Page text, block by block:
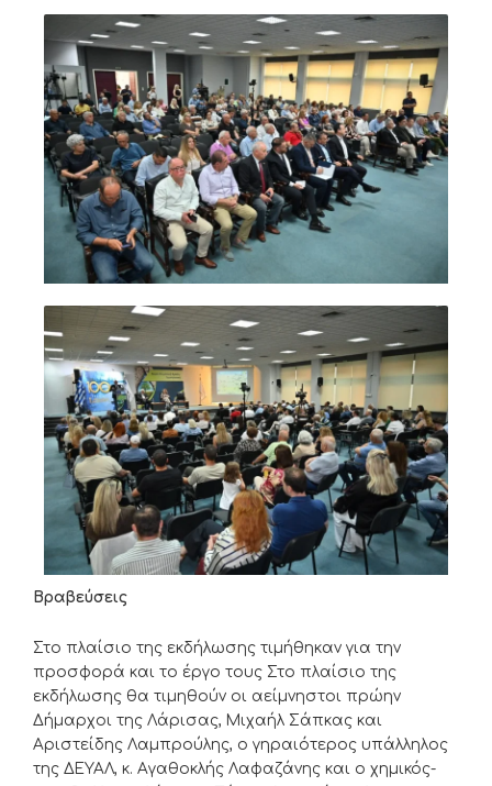
Βραβεύσεις
Στο πλαίσιο της εκδήλωσης τιμήθηκαν για την
προσφορά και το έργο τους Στο πλαίσιο της
εκδήλωσης θα τιμηθούν οι αείμνηστοι πρώην
Δήμαρχοι της Λάρισας, Μιχαήλ Σάπκας και
Αριστείδης Λαμπρούλης, ο γηραιότερος υπάλληλος
της ΔΕΥΑΛ, κ. Αγαθοκλής Λαφαζάνης και ο χημικός-